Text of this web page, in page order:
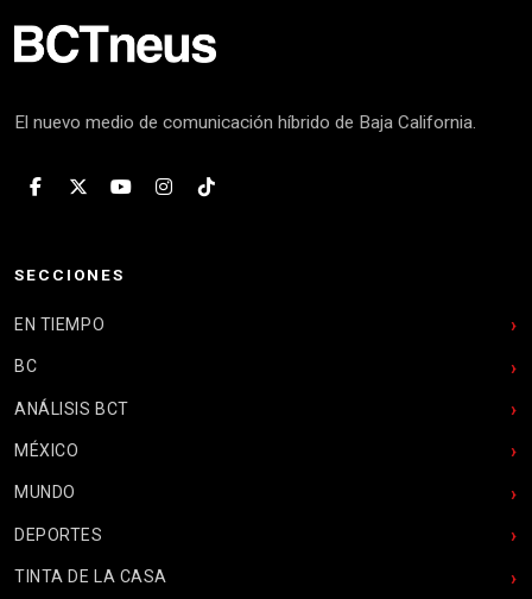
El nuevo medio de comunicación híbrido de Baja California.
SECCIONES
EN TIEMPO
BC
ANÁLISIS BCT
MÉXICO
MUNDO
DEPORTES
TINTA DE LA CASA